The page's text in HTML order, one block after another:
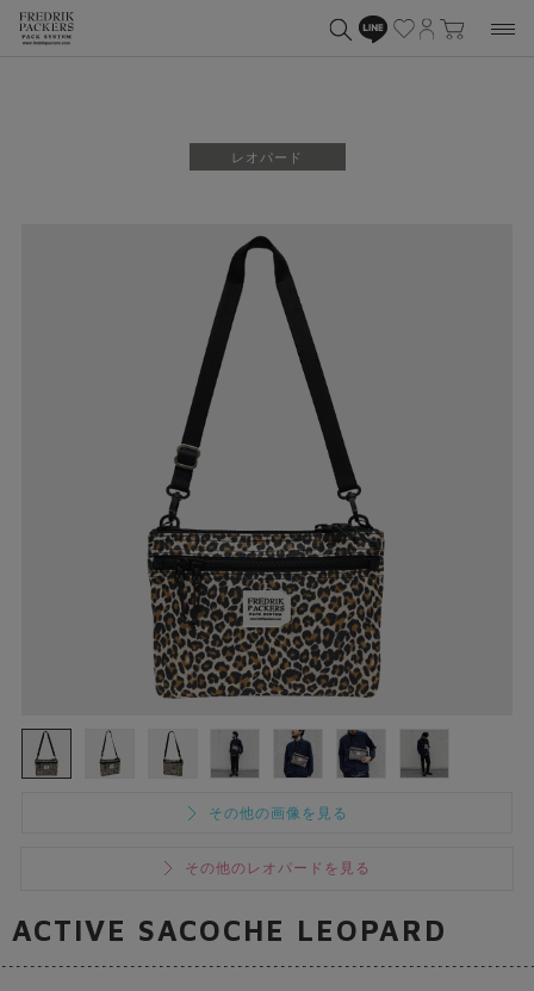
レオパード
その他の画像を見る
その他のレオパードを見る
ACTIVE SACOCHE LEOPARD